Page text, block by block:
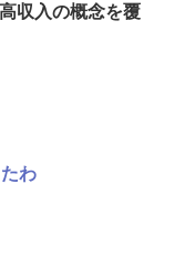
収入の概念を覆
わ